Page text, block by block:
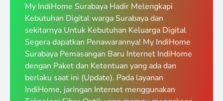
My IndiHome Surabaya Hadir Melengkapi
Kebutuhan Digital warga Surabaya dan
sekitarnya Untuk Kebutuhan Keluarga Digital
Segera dapatkan Penawarannya! My IndiHome
Surabaya Pemasangan Baru Internet IndiHome
dengan Paket dan Ketentuan yang ada dan
berlaku saat ini (Update). Pada layanan
IndiHome, jaringan Internet menggunakan